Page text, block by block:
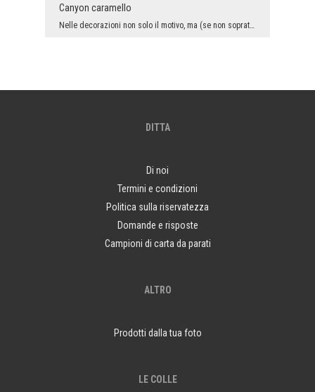
Canyon caramello
Nelle decorazioni non solo il motivo, ma (se non soprattutto) anche il colore è importante. La pr...
DITTA
Di noi
Termini e condizioni
Politica sulla riservatezza
Domande e risposte
Campioni di carta da parati
ALTRO
Prodotti dalla tua foto
LE COLLE